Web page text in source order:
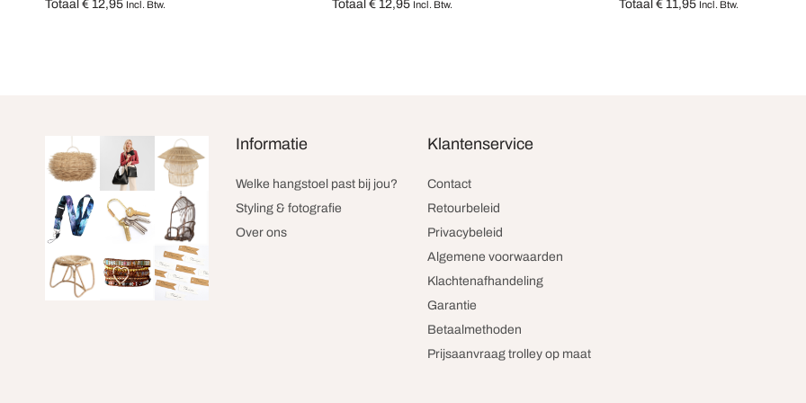
Totaal € 12,95 Incl. Btw. Totaal € 12,95 Incl. Btw. Totaal € 11,95 Incl. Btw.
Informatie
Welke hangstoel past bij jou?
Styling & fotografie
Over ons
Klantenservice
Contact
Retourbeleid
Privacybeleid
Algemene voorwaarden
Klachtenafhandeling
Garantie
Betaalmethoden
Prijsaanvraag trolley op maat